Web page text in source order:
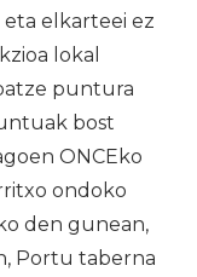
elkarteei ez
lokal
puntura
bost
ONCEko
ondoko
den gunean,
Portu taberna